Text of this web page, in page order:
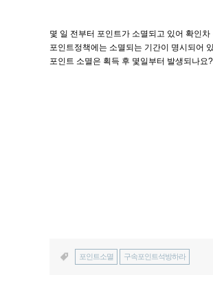
몇 일 전부터 포인트가 소멸되고 있어 확인차
포인트정책에는 소멸되는 기간이 명시되어
포인트 소멸은 획득 후 몇일부터 발생되나요?
포인트소멸 구속포인트석방하라